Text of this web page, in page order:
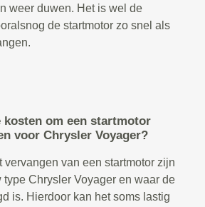
weer duwen. Het is wel de
de startmotor zo snel als
kosten om een startmotor
voor Chrysler Voyager?
vervangen van een startmotor zijn
Chrysler Voyager en waar de
is. Hierdoor kan het soms lastig